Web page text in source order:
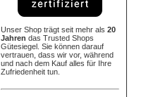
Unser Shop trägt seit mehr als 20
Jahren das Trusted Shops
Gütesiegel. Sie können darauf
vertrauen, dass wir vor, während
und nach dem Kauf alles für Ihre
Zufriedenheit tun.